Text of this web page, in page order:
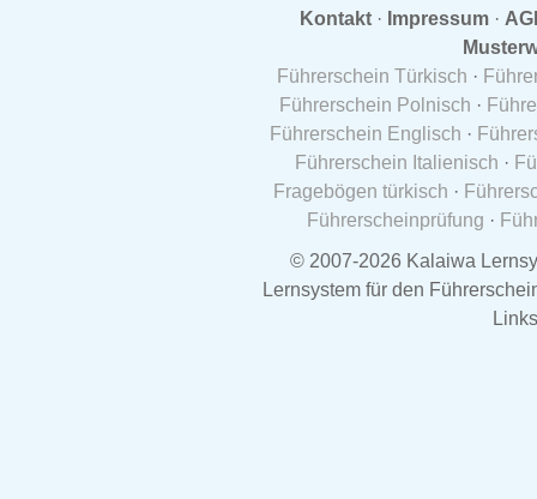
Kontakt · Impressum ·
Führerschein Türkisch ·
Führerschein Polnisch ·
Führerschein Englisch ·
Führerschein Italienisch ·
Fragebögen türkisch ·
Führerscheinprüfung ·
© 2007-2026 Kalaiwa
Lernsystem für den